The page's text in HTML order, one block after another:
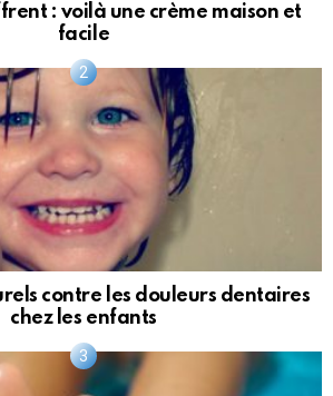
: voilà une crème maison et
facile
contre les douleurs dentaires
chez les enfants